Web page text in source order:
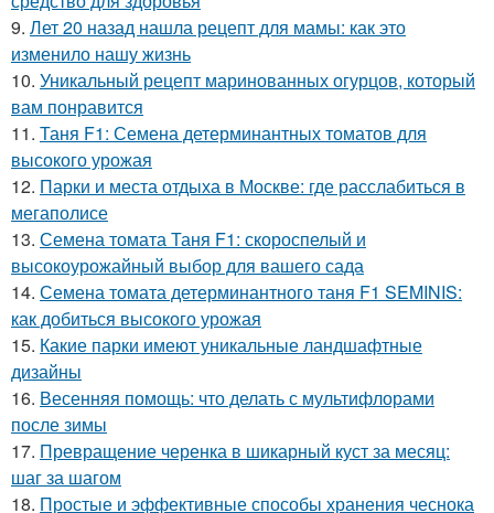
9. Лет 20 назад нашла рецепт для мамы: как это
изменило нашу жизнь
10. Уникальный рецепт маринованных огурцов, который
вам понравится
11. Таня F1: Семена детерминантных томатов для
высокого урожая
12. Парки и места отдыха в Москве: где расслабиться в
мегаполисе
13. Семена томата Таня F1: скороспелый и
высокоурожайный выбор для вашего сада
14. Семена томата детерминантного таня F1 SEMINIS:
как добиться высокого урожая
15. Какие парки имеют уникальные ландшафтные
дизайны
16. Весенняя помощь: что делать с мультифлорами
после зимы
17. Превращение черенка в шикарный куст за месяц:
шаг за шагом
18. Простые и эффективные способы хранения чеснока